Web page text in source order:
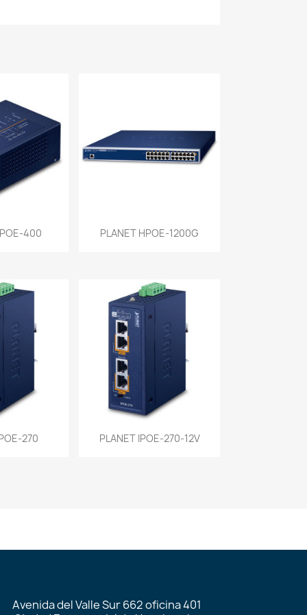
rápida
400 Vista rápida
PLANET HPOE-1200G
rápida
270 Vista rápida
PLANET IPOE-270-12V
Avenida del Valle Sur 662 oficina 401